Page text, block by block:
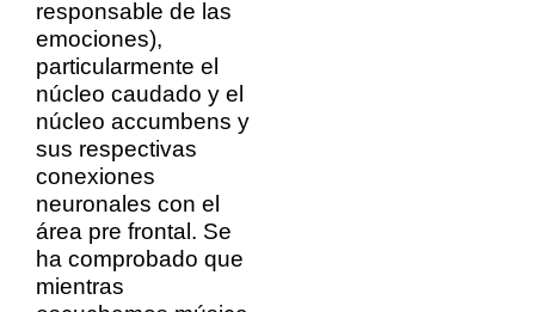
responsable de las
emociones),
particularmente el
núcleo caudado y el
núcleo accumbens y
sus respectivas
conexiones
neuronales con el
área pre frontal. Se
ha comprobado que
mientras